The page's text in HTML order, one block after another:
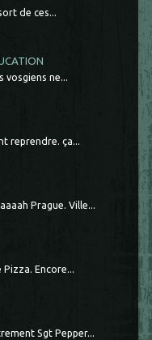
de ces...
ne...
reprendre. ça...
Prague. Ville...
Encore...
Sgt Pepper...